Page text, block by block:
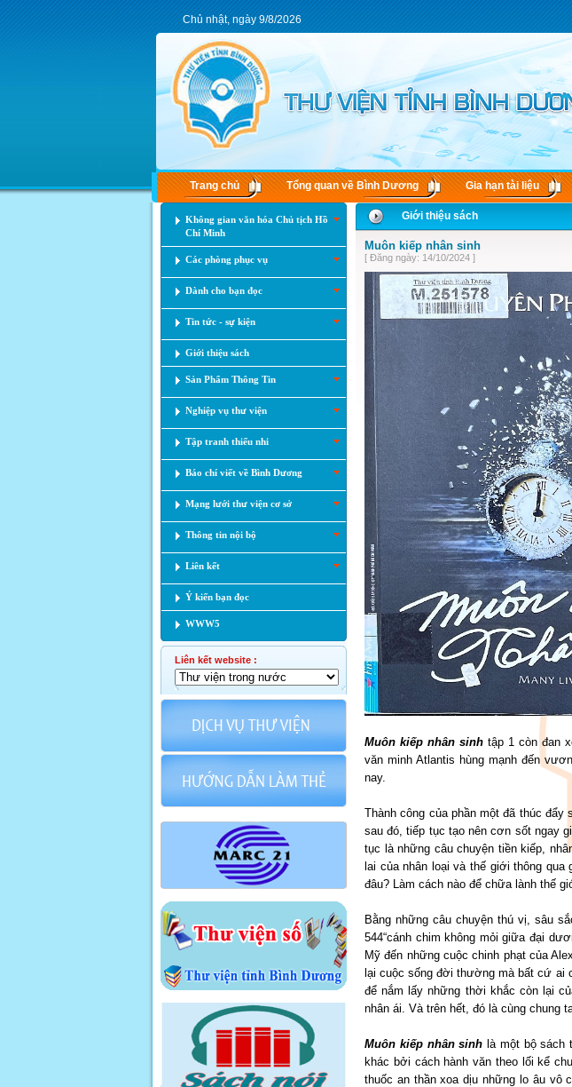
Chủ nhật, ngày 9/8/2026
Trang chủ Tổng quan về Bình Dương Gia hạn tài liệu
Không gian văn hóa Chủ tịch Hồ
Chí Minh
Các phòng phục vụ
Dành cho bạn đọc
Tin tức - sự kiện
Giới thiệu sách
Sản Phẩm Thông Tin
Nghiệp vụ thư viện
Tập tranh thiếu nhi
Báo chí viết về Bình Dương
Mạng lưới thư viện cơ sở
Thông tin nội bộ
Liên kết
Ý kiến bạn đọc
WWW5
Liên kết website :
Giới thiệu sách
Muôn kiếp nhân sinh
[ Đăng ngày: 14/10/2024 ]
Muôn kiếp nhân sinhtập 1 còn đan
văn minh Atlantis hùng mạnh đến
nay.
Thành công của phần một đã thúc
sau đó, tiếp tục tạo nên cơn sốt ngay
tục là những câu chuyện tiền kiếp,
lai của nhân loại và thế giới thông
đâu? Làm cách nào để chữa lành thế
Bằng những câu chuyện thú vị, sâu
544“cánh chim không mỏi giữa đại
Mỹ đến những cuộc chinh phạt của
lại cuộc sống đời thường mà bất cứ ai
để nắm lấy những thời khắc còn lại
nhân ái. Và trên hết, đó là cùng chung
Muôn kiếp nhân sinh là một bộ sách
khác bởi cách hành văn theo lối kể
thuốc an thần xoa dịu những lo âu vô